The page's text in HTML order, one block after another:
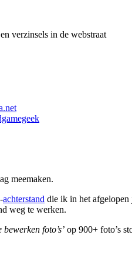
verzinsels in de webstraat
meemaken.
achterstand die ik in het afgelopen
weg te werken.
bewerken foto’s’ op 900+ foto’s